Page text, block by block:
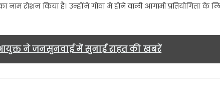
रोशन किया है। उन्होंने गोवा में होने वाली आगामी प्रतियोगिता के
ने जनसुनवाई में सुनाईं राहत की खबरें